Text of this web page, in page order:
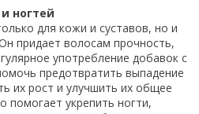
ногтей
для кожи и суставов, но и
придает волосам прочность,
употребление добавок с
предотвратить выпадение
их рост и улучшить их общее
помогает укрепить ногти,